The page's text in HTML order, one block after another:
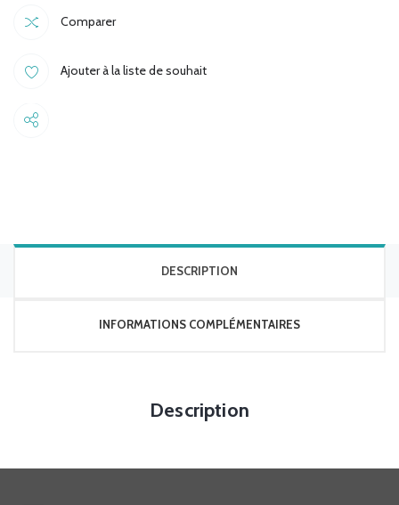
Comparer
Ajouter à la liste de souhait
DESCRIPTION
INFORMATIONS COMPLÉMENTAIRES
Description